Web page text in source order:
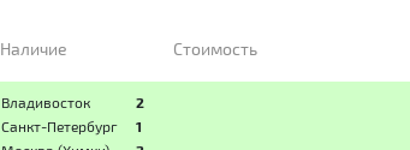
Наличие Стоимость
Владивосток
2
Санкт-Петербург
1